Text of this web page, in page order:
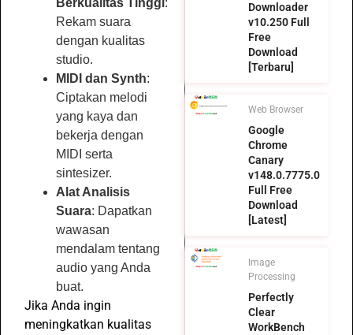
Berkualitas Tinggi :
Rekam suara
dengan kualitas
studio.
MIDI dan Synth:
Ciptakan melodi
yang kaya dan
bekerja dengan
MIDI serta
sintesizer.
Alat Analisis
Suara: Dapatkan
wawasan
mendalam tentang
audio yang Anda
buat.
Jika Anda ingin
meningkatkan kualitas
Downloader
v10.250 Full
Free
Download
[Terbaru]
Web Browser
Google
Chrome
Canary
v148.0.7775.0
Full Free
Download
[Latest]
Image
Processing
Perfectly
Clear
WorkBench